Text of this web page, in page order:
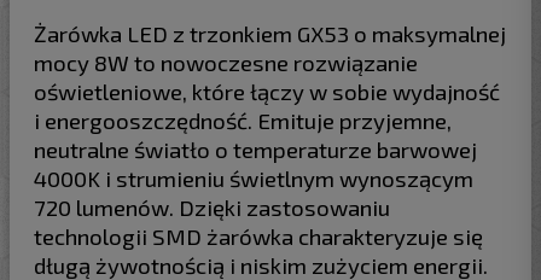
Żarówka LED z trzonkiem GX53 o maksymalnej
mocy 8W to nowoczesne rozwiązanie
oświetleniowe, które łączy w sobie wydajność
i energooszczędność. Emituje przyjemne,
neutralne światło o temperaturze barwowej
4000K i strumieniu świetlnym wynoszącym
720 lumenów. Dzięki zastosowaniu
technologii SMD żarówka charakteryzuje się
długą żywotnością i niskim zużyciem energii.